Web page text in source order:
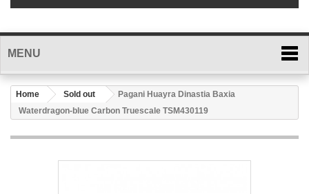
MENU
Home Sold out
Pagani Huayra Dinastia Baxia
Waterdragon-blue Carbon Truescale TSM430119